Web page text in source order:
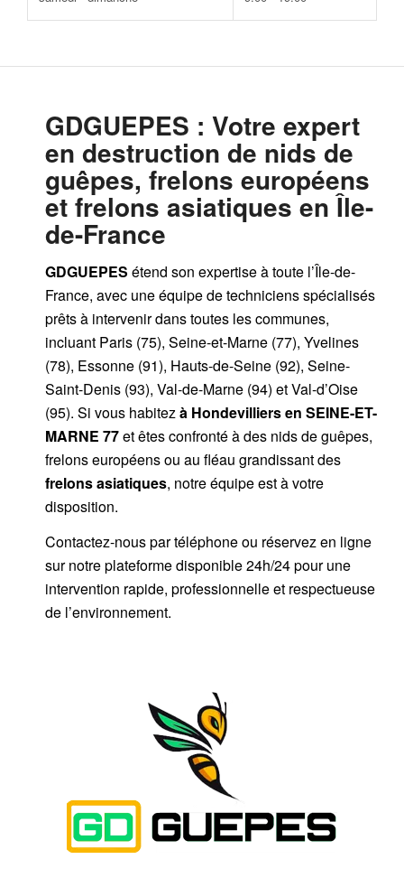
GDGUEPES : Votre expert
en destruction de nids de
guêpes, frelons européens
et frelons asiatiques en Île-
de-France
GDGUEPES étend son expertise à toute l’Île-de-
France, avec une équipe de techniciens spécialisés
prêts à intervenir dans toutes les communes,
incluant Paris (75), Seine-et-Marne (77), Yvelines
(78), Essonne (91), Hauts-de-Seine (92), Seine-
Saint-Denis (93), Val-de-Marne (94) et Val-d’Oise
(95). Si vous habitez à Hondevilliersen SEINE-ET-
MARNE 77et êtes confronté à des nids de guêpes,
frelons européens ou au fléau grandissant des
frelons asiatiques, notre équipe est à votre
disposition.
Contactez-nous par téléphone ou réservez en ligne
sur notre plateforme disponible 24h/24 pour une
intervention rapide, professionnelle et respectueuse
de l’environnement.